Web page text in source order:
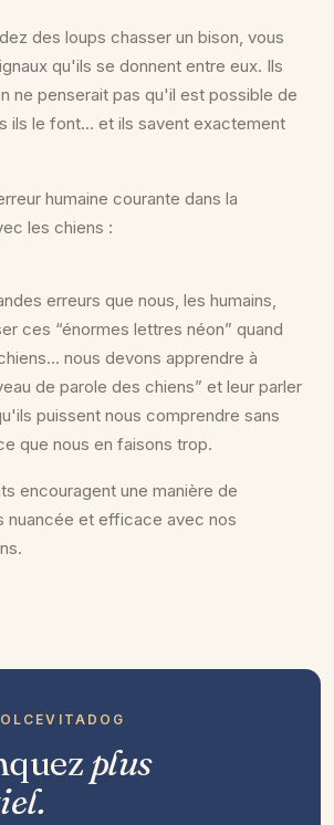
des loups chasser un bison, vous
qu'ils se donnent entre eux. Ils
ne penserait pas qu'il est possible de
ils le font... et ils savent exactement
humaine courante dans la
les chiens :
erreurs que nous, les humains,
ces “énormes lettres néon” quand
nous devons apprendre à
de parole des chiens” et leur parler
puissent nous comprendre sans
que nous en faisons trop.
encouragent une manière de
nuancée et efficace avec nos
plus